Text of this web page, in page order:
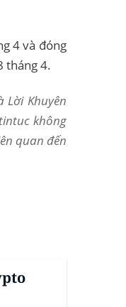
4 và đóng
tháng 4.
Lời Khuyên
không
quan đến